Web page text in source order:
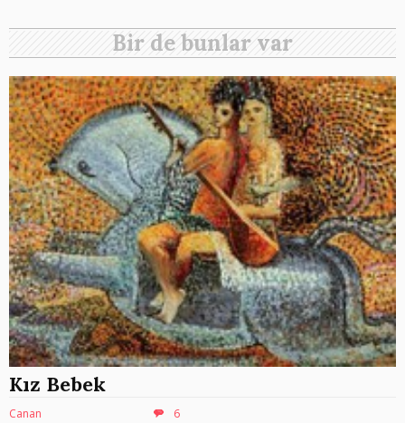
Bir de bunlar var
Kız Bebek
Canan 6